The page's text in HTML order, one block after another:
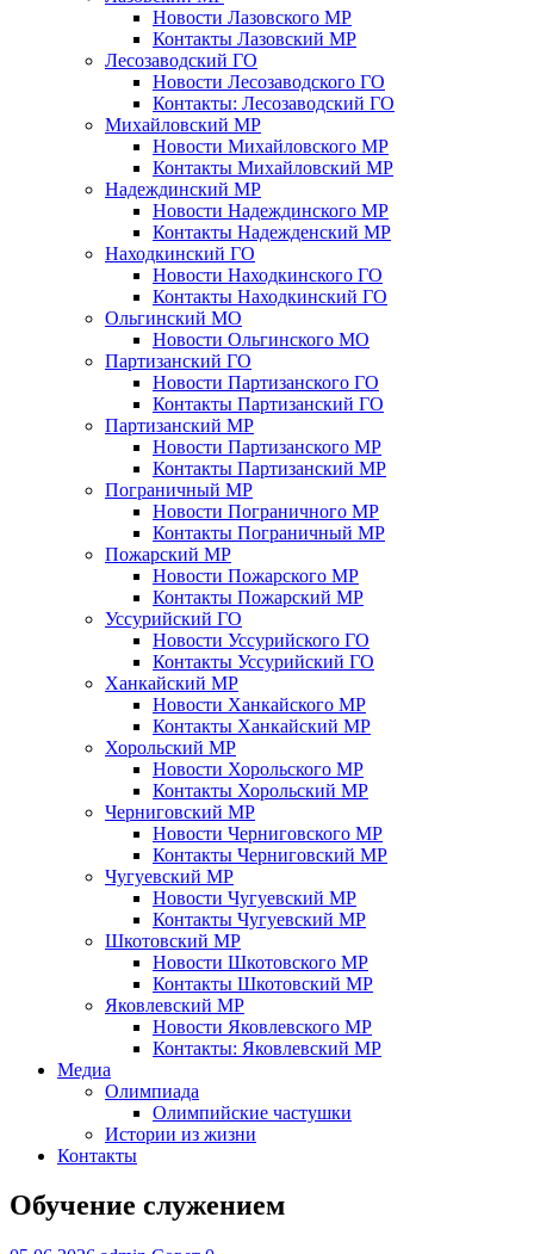
Новости Лазовского МР
Контакты Лазовский МР
Лесозаводский ГО
Новости Лесозаводского ГО
Контакты: Лесозаводский ГО
Михайловский МР
Новости Михайловского МР
Контакты Михайловский МР
Надеждинский МР
Новости Надеждинского МР
Контакты Надежденский МР
Находкинский ГО
Новости Находкинского ГО
Контакты Находкинский ГО
Ольгинский МО
Новости Ольгинского МО
Партизанский ГО
Новости Партизанского ГО
Контакты Партизанский ГО
Партизанский МР
Новости Партизанского МР
Контакты Партизанский МР
Пограничный МР
Новости Пограничного МР
Контакты Пограничный МР
Пожарский МР
Новости Пожарского МР
Контакты Пожарский МР
Уссурийский ГО
Новости Уссурийского ГО
Контакты Уссурийский ГО
Ханкайский МР
Новости Ханкайского МР
Контакты Ханкайский МР
Хорольский МР
Новости Хорольского МР
Контакты Хорольский МР
Черниговский МР
Новости Черниговского МР
Контакты Черниговский МР
Чугуевский МР
Новости Чугуевский МР
Контакты Чугуевский МР
Шкотовский МР
Новости Шкотовского МР
Контакты Шкотовский МР
Яковлевский МР
Новости Яковлевского МР
Контакты: Яковлевский МР
Медиа
Олимпиада
Олимпийские частушки
Истории из жизни
Контакты
Обучение служением